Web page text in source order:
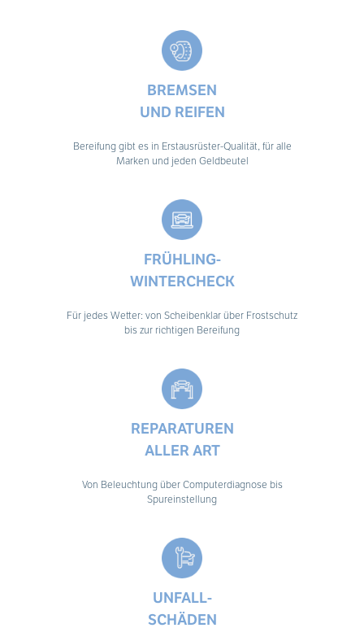
BREMSEN
UND REIFEN
Bereifung gibt es in Erstausrüster-Qualität, für alle
Marken und jeden Geldbeutel
FRÜHLING-
WINTERCHECK
Für jedes Wetter: von Scheibenklar über Frostschutz
bis zur richtigen Bereifung
REPARATUREN
ALLER ART
Von Beleuchtung über Computerdiagnose bis
Spureinstellung
UNFALL-
SCHÄDEN